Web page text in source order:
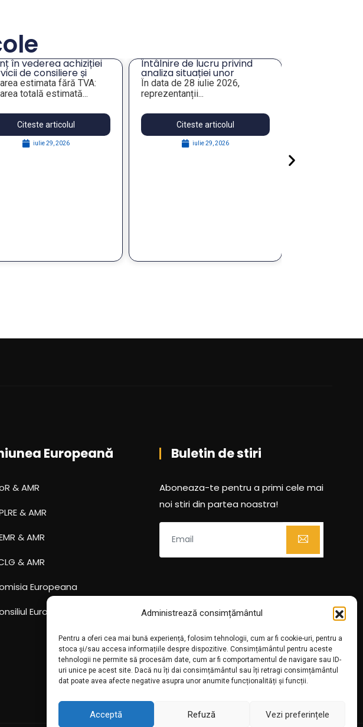
Administrează consimțământul
Pentru a oferi cea mai bună experiență, folosim tehnologii, cum ar fi cookie-uri, pentru a
stoca și/sau accesa informațiile despre dispozitive. Consimțământul pentru aceste
tehnologii ne permite să procesăm date, cum ar fi comportamentul de navigare sau ID-
uri unice pe acest site. Dacă nu îți dai consimțământul sau îți retragi consimțământul
dat poate avea afecte negative asupra unor anumite funcționalități și funcții.
Acceptă Refuză Vezi preferințele
în vederea achiziției
de consiliere și
profesională a
din companiile
municipale”
estimata fără TVA:
totală estimată...
Citeste articolul
iulie 29, 2026
Întâlnire de lucru privind
analiza situației unor
imobile de interes pentru
administrația publică
locală
În data de 28 iulie 2026,
reprezentanții...
Citeste articolul
iulie 29, 2026
Europeană
& AMR
& AMR
& AMR
& AMR
Europeana
Europei
Buletin de stiri
Aboneaza-te pentru a primi cele mai
noi stiri din partea noastra!